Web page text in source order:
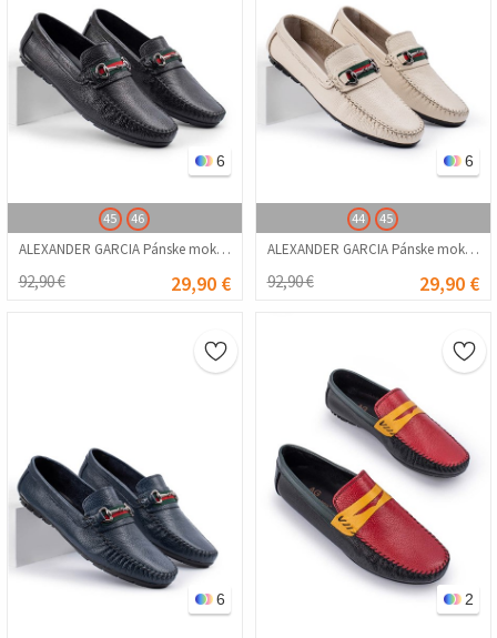
6
45 46
ALEXANDER GARCIA Pánske mokasíny z pravej kože – čierna 20230321114
92,90 € 29,90 €
6
44 45
ALEXANDER GARCIA Pánske mokasíny z pravej kože - krémová farba 20230321117
92,90 € 29,90 €
6 2